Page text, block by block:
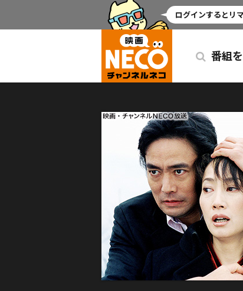
番組
ミッドナイトログインするとリ